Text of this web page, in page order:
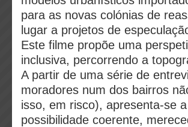
para as novas colónias de
lugar a projetos de
Este filme propõe uma
inclusiva, percorrendo a
A partir de uma série de
moradores num dos bairros
isso, em risco), apresenta-se
possibilidade coerente,